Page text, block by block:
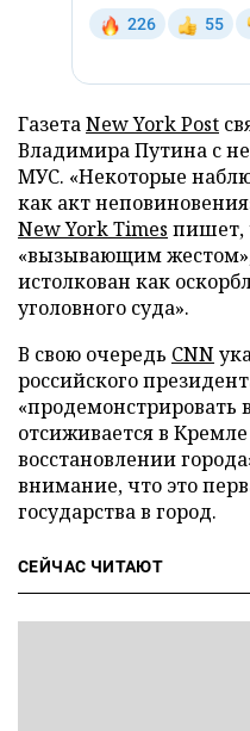
ГазетаNew York Post
Владимира Путина с
МУС. «Некоторые
как акт
New York Times пишет,
«вызывающим
истолкован как
уголовного суда».
В свою очередь CNN
российского
«продемонстрировать
отсиживается в
восстановлении
внимание, что это
государства в город.
СЕЙЧАС ЧИТАЮТ